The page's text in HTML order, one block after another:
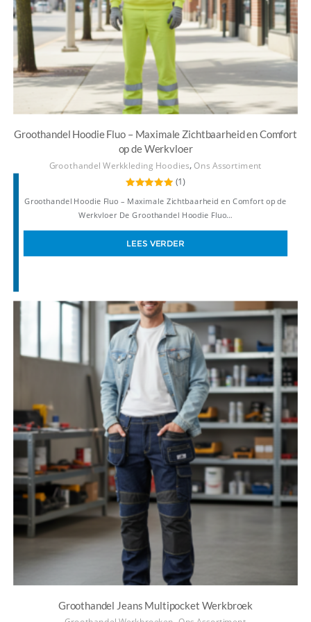
Groothandel Hoodie Fluo – Maximale Zichtbaarheid en Comfort
op de Werkvloer
Groothandel Werkkleding Hoodies,Ons Assortiment
5.00
uit 5
(1)
Groothandel Hoodie Fluo – Maximale Zichtbaarheid en Comfort op de
Werkvloer De Groothandel Hoodie Fluo…
LEES VERDER
Groothandel Jeans Multipocket Werkbroek